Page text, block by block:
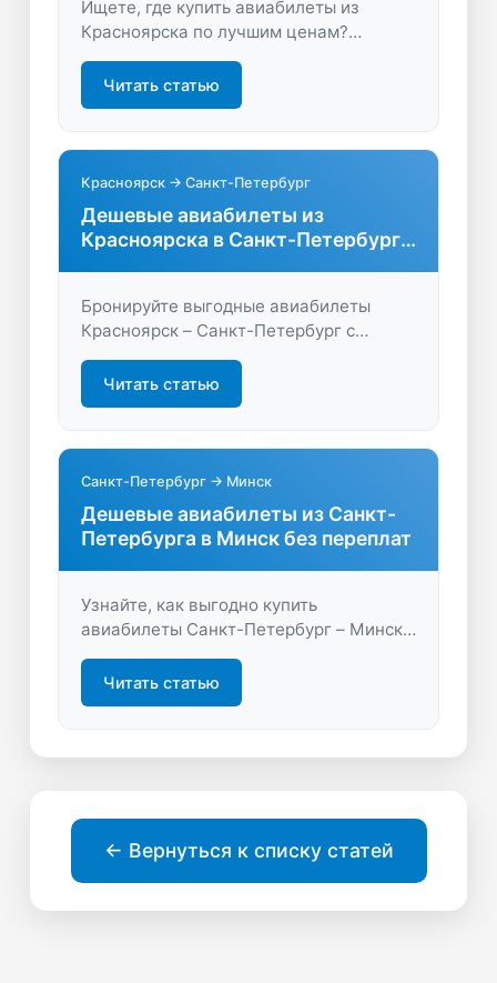
Ищете, где купить авиабилеты из
Красноярска по лучшим ценам?
Узнайте, как быстро сравнивать рейсы,
экономить время и деньги. Откройте
для себя удобный поиск и выгодные
Читать статью
Красноярск → Санкт-Петербург
Дешевые авиабилеты из
Красноярска в Санкт-Петербург
Бронируйте выгодные авиабилеты
Красноярск – Санкт-Петербург с
удобным поиском на LastBilet.ru.
Сравните цены, найдите прямые рейсы
и сэкономьте на перелёте!
Читать статью
Санкт-Петербург → Минск
Дешевые авиабилеты из Санкт-
Петербурга в Минск без переплат
Узнайте, как выгодно купить
авиабилеты Санкт-Петербург – Минск.
и получите актуальные предложения
на LastBilet.ru. Летайте комфортно и
Читать статью
← Вернуться к списку статей